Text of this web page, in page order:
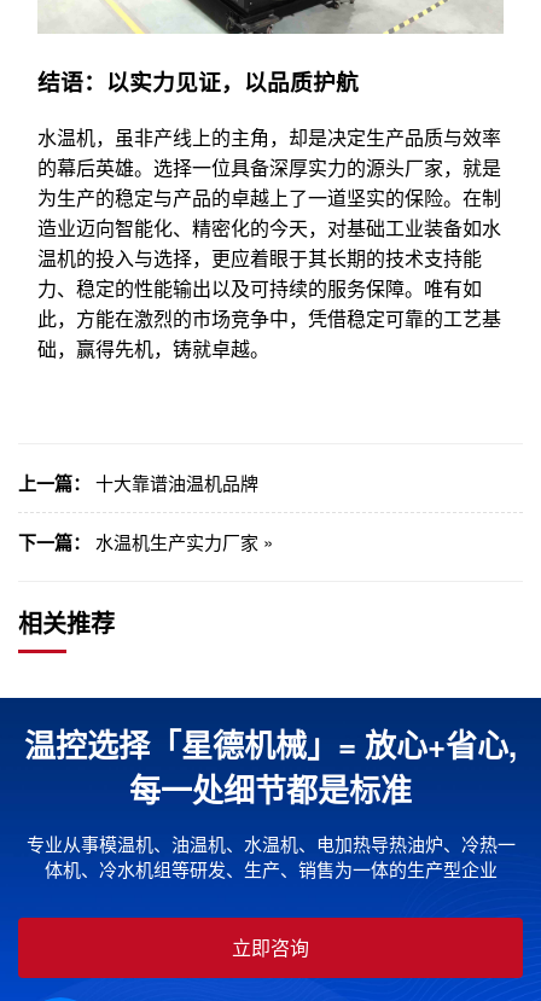
结语：以实力见证，以品质护航
水温机，虽非产线上的主角，却是决定生产品质与效率
的幕后英雄。选择一位具备深厚实力的源头厂家，就是
为生产的稳定与产品的卓越上了一道坚实的保险。在制
造业迈向智能化、精密化的今天，对基础工业装备如水
温机的投入与选择，更应着眼于其长期的技术支持能
力、稳定的性能输出以及可持续的服务保障。唯有如
此，方能在激烈的市场竞争中，凭借稳定可靠的工艺基
础，赢得先机，铸就卓越。
上一篇： 十大靠谱油温机品牌
下一篇： 水温机生产实力厂家 »
相关推荐
温控选择「星德机械」= 放心+省心,
每一处细节都是标准
专业从事模温机、油温机、水温机、电加热导热油炉、冷热一
体机、冷水机组等研发、生产、销售为一体的生产型企业
立即咨询